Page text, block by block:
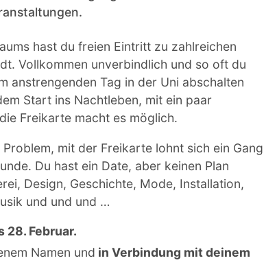
hast du freien Eintritt zu zahlreichen
Vollkommen unverbindlich und so oft du
anstrengenden Tag in der Uni abschalten
Start ins Nachtleben, mit ein paar
Freikarte macht es möglich.
Problem, mit der Freikarte lohnt sich ein Gang
Du hast ein Date, aber keinen Plan
Design, Geschichte, Mode, Installation,
und und und …
28. Februar.
Namen und in Verbindung mit deinem